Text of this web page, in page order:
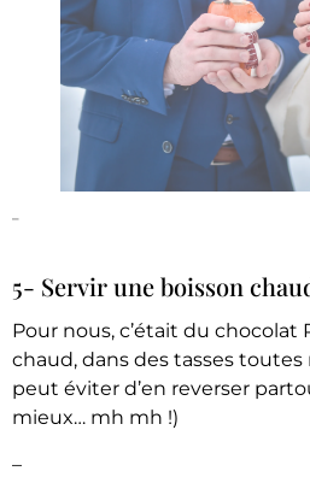
–
5- Servir une boisson
Pour nous, c’était du chocolat
chaud, dans des tasses toutes
peut éviter d’en reverser
mieux… mh mh !)
–